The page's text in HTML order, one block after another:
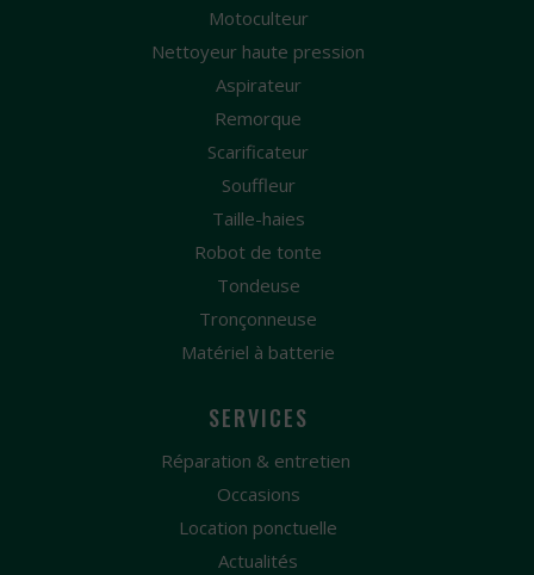
Motoculteur
Nettoyeur haute pression
Aspirateur
Remorque
Scarificateur
Souffleur
Taille-haies
Robot de tonte
Tondeuse
Tronçonneuse
Matériel à batterie
SERVICES
Réparation & entretien
Occasions
Location ponctuelle
Actualités